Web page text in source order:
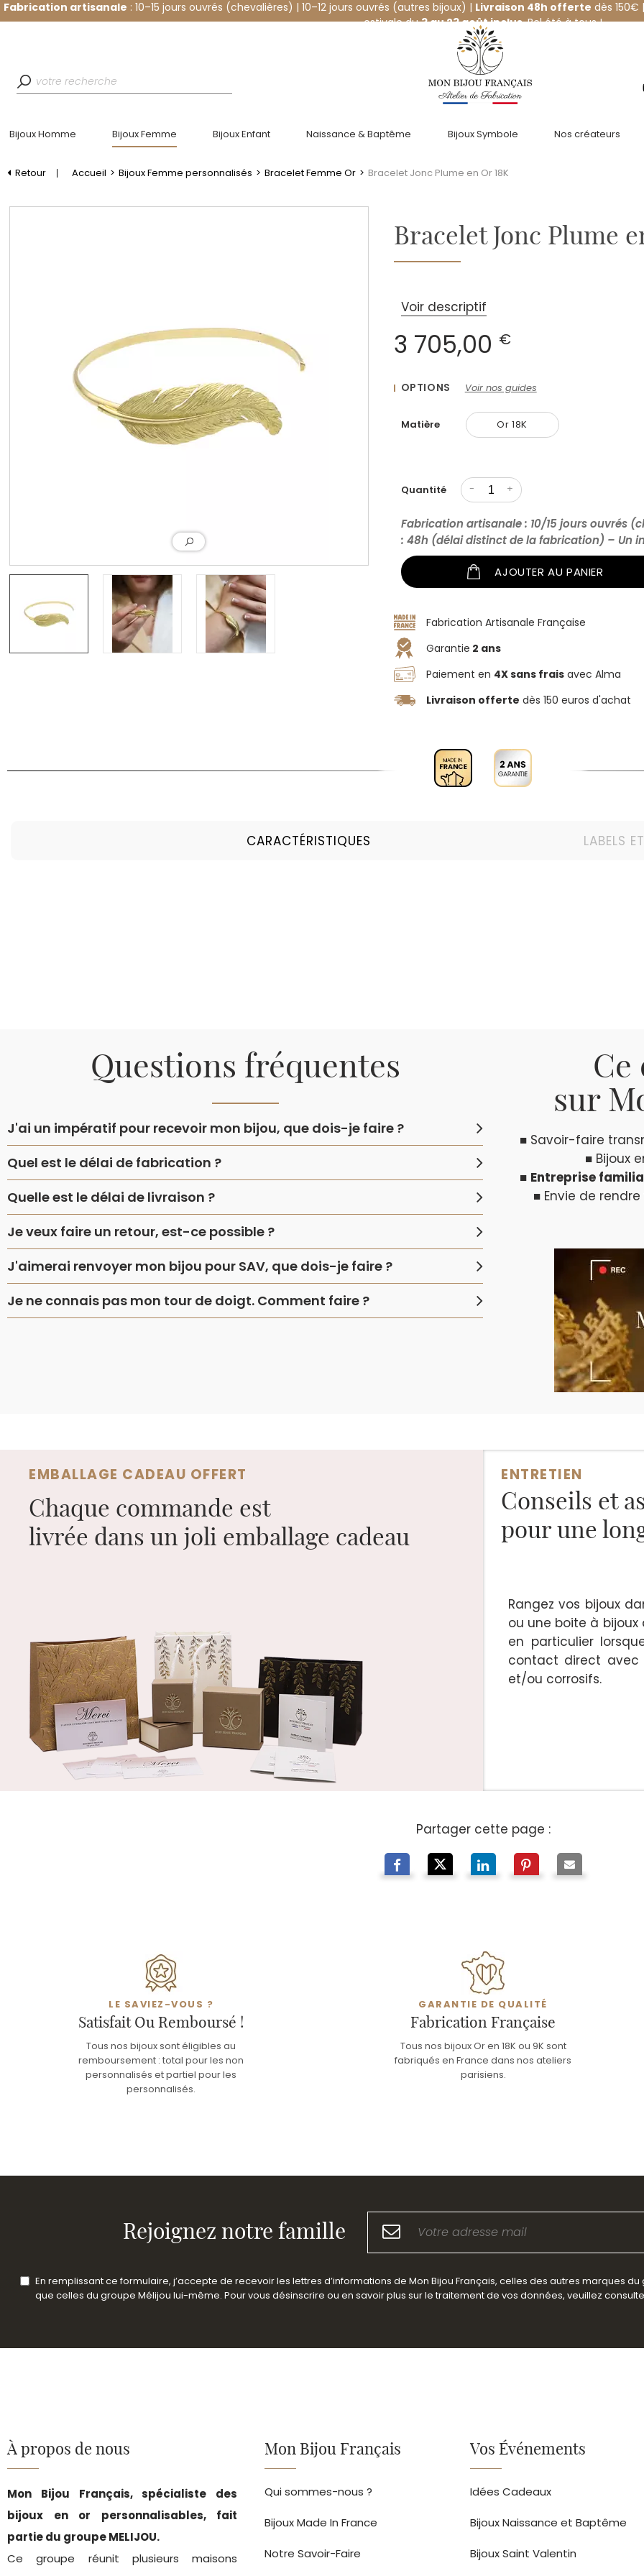
Fabrication artisanale : 10–15 jours ouvrés (chevalières) | 10–12 jours ouvrés (autres bijoux) | Livraison 48h offerte dès 150€
estivale du3 au 23 août inclus. Bel été à tous !
Bijoux Homme Bijoux Femme Bijoux Enfant Naissance & Baptême Bijoux Symbole Nos créateurs
Retour Accueil > Bijoux Femme personnalisés > Bracelet Femme Or > Bracelet Jonc Plume en Or 18K
Bracelet Jonc Plume
Voir descriptif
3 705,00 €
OPTIONS Voir nos guides
Matière Or 18K
Quantité - +
Fabrication artisanale : 10/15 jours ouvrés
: 48h (délai distinct de la fabrication) – Un
AJOUTER AU PANIER
Fabrication Artisanale Française
Garantie 2 ans
Paiement en 4X sans fraisavec Alma
Livraison offerte dès 150 euros d'achat
CARACTÉRISTIQUES LABELS
Questions fréquentes
J'ai un impératif pour recevoir mon bijou, que dois-je faire ?
Quel est le délai de fabrication ?
Quelle est le délai de livraison ?
Je veux faire un retour, est-ce possible ?
J'aimerai renvoyer mon bijou pour SAV, que dois-je faire ?
Je ne connais pas mon tour de doigt. Comment faire ?
sur
■ Savoir-faire
■ Bijoux
■ Entreprise
■ Envie de rendre
EMBALLAGE CADEAU OFFERT
Chaque commande est
livrée dans un joli emballage cadeau
ENTRETIEN
Conseils et
pour une
Rangez vos bijoux
ou une boite à
en particulier
contact direct avec
et/ou corrosifs.
Partager cette page :
LE SAVIEZ-VOUS ?
Satisfait Ou Remboursé !
Tous nos bijoux sont éligibles au
remboursement : total pour les non
personnalisés et partiel pour les
personnalisés.
GARANTIE DE QUALITÉ
Fabrication Française
Tous nos bijoux Or en 18K ou 9K sont
fabriqués en France dans nos ateliers
parisiens.
Rejoignez notre famille
En remplissant ce formulaire, j’accepte de recevoir les lettres d’informations de Mon Bijou Français, celles des autres marques
que celles du groupe Mélijou lui-même. Pour vous désinscrire ou en savoir plus sur le traitement de vos données, veuillez
À propos de nous
Mon Bijou Français, spécialiste des
bijoux en or personnalisables, fait
partie du groupe MELIJOU.
Ce groupe réunit plusieurs maisons
Mon Bijou Français
Qui sommes-nous ?
Bijoux Made In France
Notre Savoir-Faire
Vos Événements
Idées Cadeaux
Bijoux Naissance et Baptême
Bijoux Saint Valentin